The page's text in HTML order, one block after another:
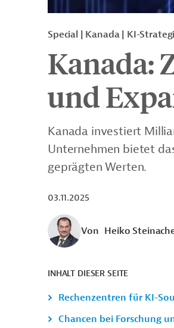
Special | Kanada | KI-
Kanada:
und
Kanada investiert
Unternehmen bietet
geprägten Werten.
03.11.2025
Von Heiko
INHALT DIESER SEITE
Rechenzentren für KI-
Chancen bei Forschung